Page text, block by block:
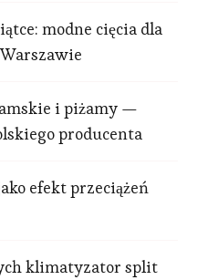
modne cięcia dla
i piżamy —
producenta
efekt przeciążeń
klimatyzator split